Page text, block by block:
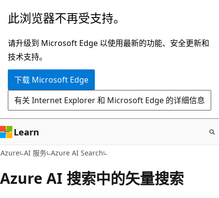
跳
主
要
内
此浏览器不再受支持。
请升级到 Microsoft Edge 以使用最新的功能、安全更新和
技术支持。
下载 Microsoft Edge
有关 Internet Explorer 和 Microsoft Edge 的详细信息
Learn
Azure AI 服务 Azure AI Search
Azure AI 搜索中的矢量搜索